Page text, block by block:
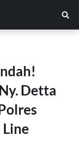
Detta